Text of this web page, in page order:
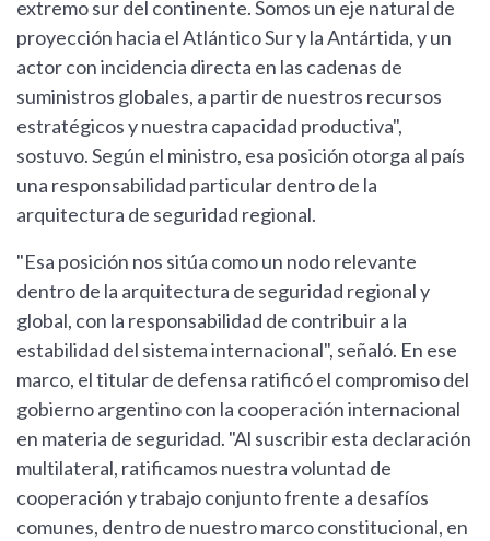
extremo sur del continente. Somos un eje natural de
proyección hacia el Atlántico Sur y la Antártida, y un
actor con incidencia directa en las cadenas de
suministros globales, a partir de nuestros recursos
estratégicos y nuestra capacidad productiva",
sostuvo. Según el ministro, esa posición otorga al país
una responsabilidad particular dentro de la
arquitectura de seguridad regional.
"Esa posición nos sitúa como un nodo relevante
dentro de la arquitectura de seguridad regional y
global, con la responsabilidad de contribuir a la
estabilidad del sistema internacional", señaló. En ese
marco, el titular de defensa ratificó el compromiso del
gobierno argentino con la cooperación internacional
en materia de seguridad. "Al suscribir esta declaración
multilateral, ratificamos nuestra voluntad de
cooperación y trabajo conjunto frente a desafíos
comunes, dentro de nuestro marco constitucional, en